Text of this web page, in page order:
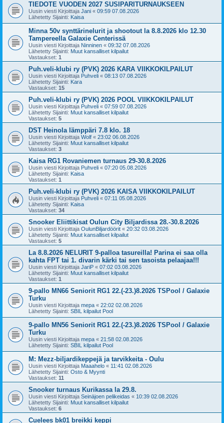
TIEDOTE VUODEN 2027 SUSIPARITURNAUKSEEN
Uusin viesti Kirjoittaja Jani « 09:59 07.08.2026
Lähetetty Sijainti: Kaisa
Minna 50v synttärinelurit ja shootout la 8.8.2026 klo 12.30
Tampereella Galaxie Centerissä
Uusin viesti Kirjoittaja Ninninen « 09:32 07.08.2026
Lähetetty Sijainti: Muut kansalliset kilpailut
Vastaukset: 1
Puh.veli-klubi ry (PVK) 2026 KARA VIIKKOKILPAILUT
Uusin viesti Kirjoittaja Puhveli « 08:13 07.08.2026
Lähetetty Sijainti: Kara
Vastaukset: 15
Puh.veli-klubi ry (PVK) 2026 POOL VIIKKOKILPAILUT
Uusin viesti Kirjoittaja Puhveli « 07:59 07.08.2026
Lähetetty Sijainti: Muut kansalliset kilpailut
Vastaukset: 5
DST Heinola lämppäri 7.8 klo. 18
Uusin viesti Kirjoittaja Wolf « 23:02 06.08.2026
Lähetetty Sijainti: Muut kansalliset kilpailut
Vastaukset: 3
Kaisa RG1 Rovaniemen turnaus 29-30.8.2026
Uusin viesti Kirjoittaja Puhveli « 07:20 05.08.2026
Lähetetty Sijainti: Kaisa
Vastaukset: 1
Puh.veli-klubi ry (PVK) 2026 KAISA VIIKKOKILPAILUT
Uusin viesti Kirjoittaja Puhveli « 07:11 05.08.2026
Lähetetty Sijainti: Kaisa
Vastaukset: 34
Snooker Eliittikisat Oulun City Biljardissa 28.-30.8.2026
Uusin viesti Kirjoittaja OulunBiljardöörit « 20:32 03.08.2026
Lähetetty Sijainti: Muut kansalliset kilpailut
Vastaukset: 5
La 8.8.2026 NELURIT 9-palloa tasureilla! Parina ei saa olla
kahta FPT tai 1. divarin kärki tai sen tasoista pelaajaa!!!
Uusin viesti Kirjoittaja JariP « 07:02 03.08.2026
Lähetetty Sijainti: Muut kansalliset kilpailut
Vastaukset: 1
9-pallo MN66 Seniorit RG1 22.(-23.)8.2026 TSPool / Galaxie
Turku
Uusin viesti Kirjoittaja mepa « 22:02 02.08.2026
Lähetetty Sijainti: SBIL kilpailut Pool
9-pallo MN56 Seniorit RG1 22.(-23.)8.2026 TSPool / Galaxie
Turku
Uusin viesti Kirjoittaja mepa « 21:58 02.08.2026
Lähetetty Sijainti: SBIL kilpailut Pool
M: Mezz-biljardikeppejä ja tarvikkeita - Oulu
Uusin viesti Kirjoittaja Maaahelo « 11:41 02.08.2026
Lähetetty Sijainti: Osto & Myynti
Vastaukset: 11
Snooker turnaus Kurikassa la 29.8.
Uusin viesti Kirjoittaja Seinäjoen pelikeidas « 10:39 02.08.2026
Lähetetty Sijainti: Muut kansalliset kilpailut
Vastaukset: 6
Cuelees bk01 breikki keppi